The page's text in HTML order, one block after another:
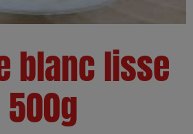
blanc lisse